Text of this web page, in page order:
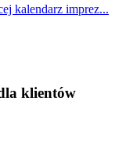
kalendarz imprez...
klientów